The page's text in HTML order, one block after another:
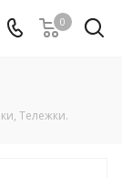
0
Тележки.